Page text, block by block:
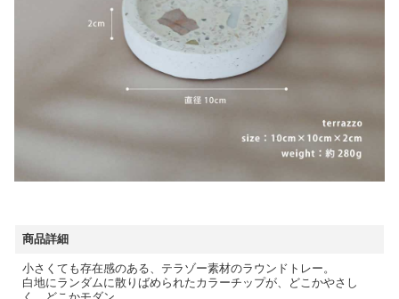
商品詳細
小さくても存在感のある、テラゾー素材のラウンドトレー。
白地にランダムに散りばめられたカラーチップが、どこかやさし